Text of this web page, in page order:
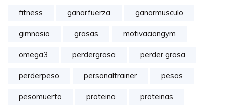
fitness ganarfuerza ganarmusculo
gimnasio grasas motivaciongym
omega3 perdergrasa perder grasa
perderpeso personaltrainer pesas
pesomuerto proteina proteinas